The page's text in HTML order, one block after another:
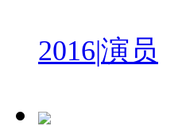
2016|演员